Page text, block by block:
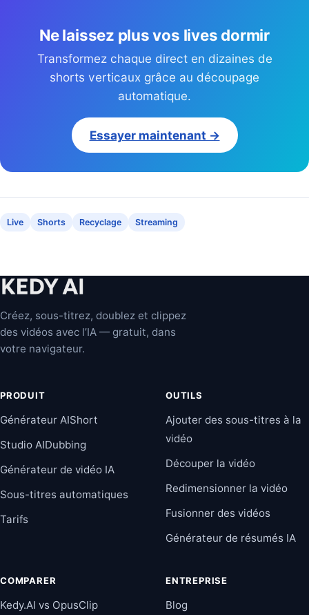
Ne laissez plus vos lives dormir
Transformez chaque direct en dizaines de
shorts verticaux grâce au découpage
automatique.
Essayer maintenant →
Live Shorts Recyclage Streaming
Créez, sous-titrez, doublez et clippez
des vidéos avec l’IA — gratuit, dans
votre navigateur.
PRODUIT
Générateur AIShort
Studio AIDubbing
Générateur de vidéo IA
Sous-titres automatiques
Tarifs
OUTILS
Ajouter des sous-titres à la
vidéo
Découper la vidéo
Redimensionner la vidéo
Fusionner des vidéos
Générateur de résumés IA
COMPARER
Kedy.AI vs OpusClip
ENTREPRISE
Blog